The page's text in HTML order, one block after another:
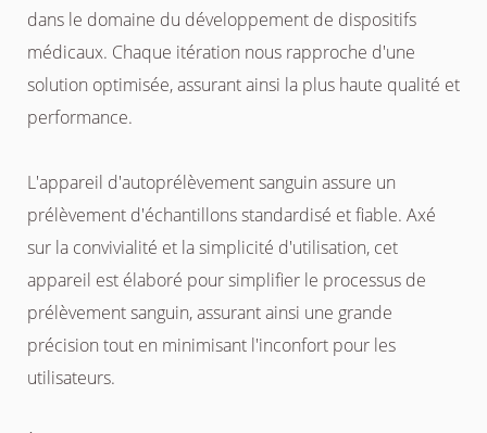
dans le domaine du développement de dispositifs
médicaux. Chaque itération nous rapproche d'une
solution optimisée, assurant ainsi la plus haute qualité et
performance.
L'appareil d'autoprélèvement sanguin assure un
prélèvement d'échantillons standardisé et fiable. Axé
sur la convivialité et la simplicité d'utilisation, cet
appareil est élaboré pour simplifier le processus de
prélèvement sanguin, assurant ainsi une grande
précision tout en minimisant l'inconfort pour les
utilisateurs.